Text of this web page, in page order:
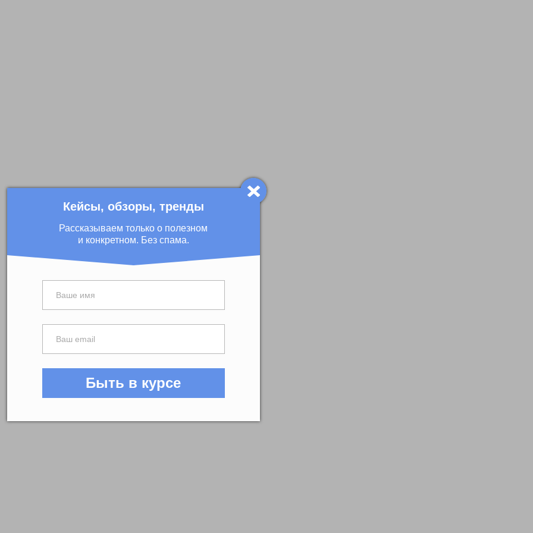
Кейсы, обзоры, тренды
Рассказываем только о полезном
и конкретном. Без спама.
Быть в курсе